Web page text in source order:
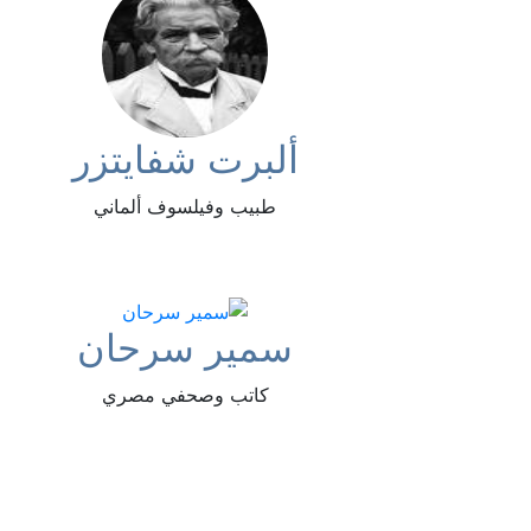
ألبرت شفايتزر
طبيب وفيلسوف ألماني
سمير سرحان
كاتب وصحفي مصري